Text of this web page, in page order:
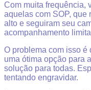
Com muita frequência,
aquelas com SOP, que
alto e seguiram seu
acompanhamento
O problema com isso é
uma ótima opção para
solução para todas.
tentando engravidar.